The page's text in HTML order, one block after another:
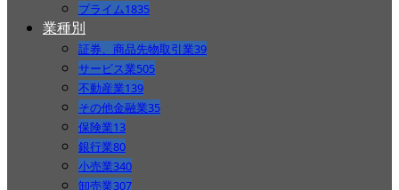
プライム1835
業種別
証券、商品先物取引業39
サービス業505
不動産業139
その他金融業35
保険業13
銀行業80
小売業340
卸売業307